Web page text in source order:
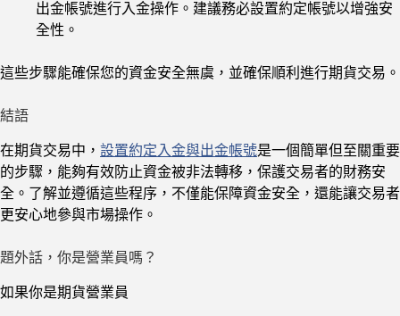
出金帳號進行入金操作。建議務必設置約定帳號以增強安
全性。
這些步驟能確保您的資金安全無虞，並確保順利進行期貨交易。
結語
在期貨交易中， 設置約定入金與出金帳號是一個簡單但至關重要
的步驟，能夠有效防止資金被非法轉移，保護交易者的財務安
全。了解並遵循這些程序，不僅能保障資金安全，還能讓交易者
更安心地參與市場操作。
題外話，你是營業員嗎？
如果你是期貨營業員